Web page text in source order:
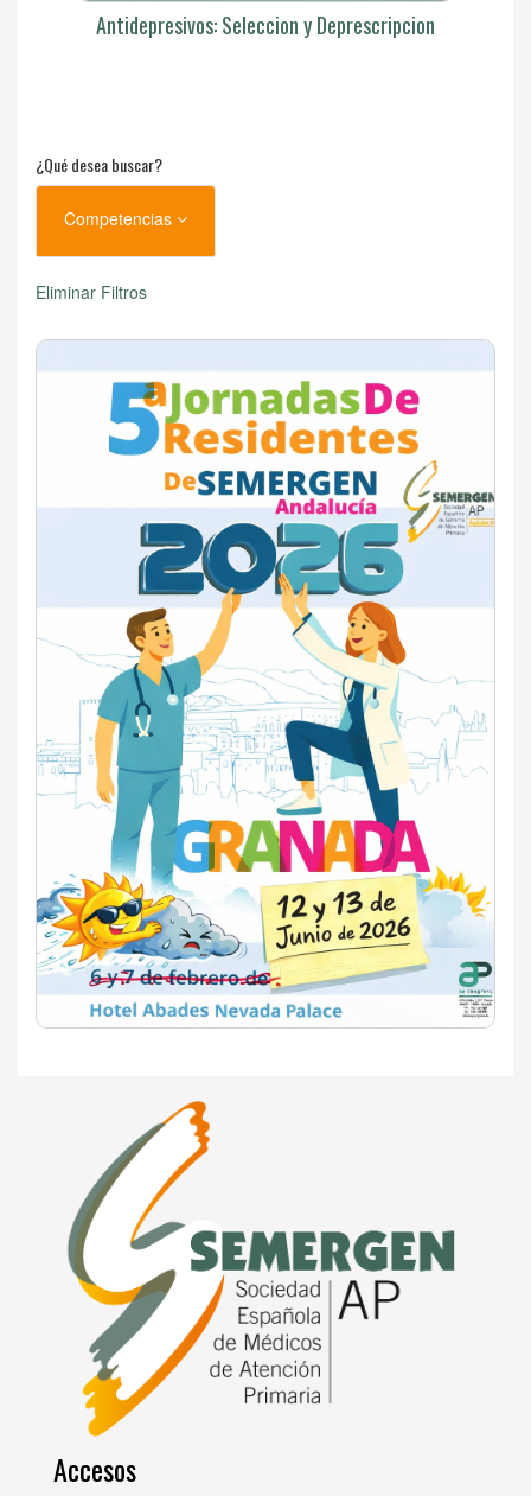
Antidepresivos: Seleccion y Deprescripcion
¿Qué desea buscar?
Competencias
Eliminar Filtros
Accesos